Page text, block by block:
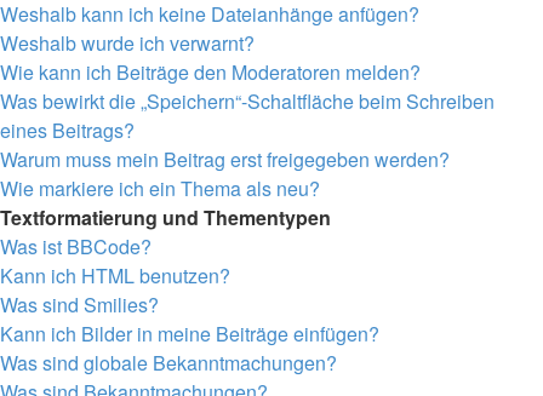
Weshalb kann ich keine Dateianhänge anfügen?
Weshalb wurde ich verwarnt?
Wie kann ich Beiträge den Moderatoren melden?
Was bewirkt die „Speichern“-Schaltfläche beim Schreiben
eines Beitrags?
Warum muss mein Beitrag erst freigegeben werden?
Wie markiere ich ein Thema als neu?
Textformatierung und Thementypen
Was ist BBCode?
Kann ich HTML benutzen?
Was sind Smilies?
Kann ich Bilder in meine Beiträge einfügen?
Was sind globale Bekanntmachungen?